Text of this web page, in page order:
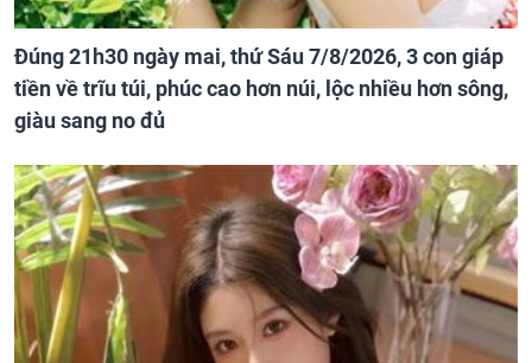
Đúng 21h30 ngày mai, thứ Sáu 7/8/2026, 3 con giáp
tiền về trĩu túi, phúc cao hơn núi, lộc nhiều hơn sông,
giàu sang no đủ